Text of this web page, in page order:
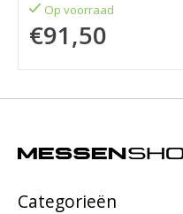
Op voorraad
€91,50
Categorieën